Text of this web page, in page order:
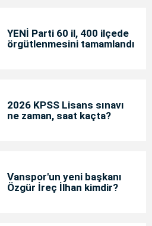
YENİ Parti 60 il, 400 ilçede
örgütlenmesini tamamlandı
2026 KPSS Lisans sınavı
ne zaman, saat kaçta?
Vanspor'un yeni başkanı
Özgür İreç İlhan kimdir?